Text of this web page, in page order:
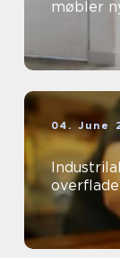
møbler
04. June